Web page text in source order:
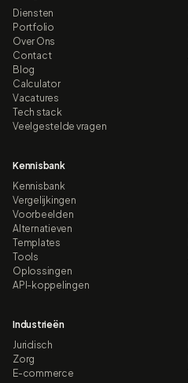
Diensten
Portfolio
Over Ons
Contact
Blog
Calculator
Vacatures
Tech stack
Veelgestelde vragen
Kennisbank
Kennisbank
Vergelijkingen
Voorbeelden
Alternatieven
Templates
Tools
Oplossingen
API-koppelingen
Industrieën
Juridisch
Zorg
E-commerce